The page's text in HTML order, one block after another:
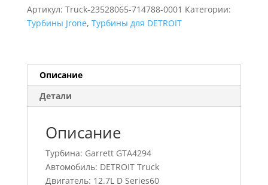
Truck,
714788-
Артикул: Truck-23528065-714788-0001 Категории:
Турбины Jrone, Турбины для DETROIT
Описание
Детали
Описание
Турбина: Garrett GTA4294
Автомобиль: DETROIT Truck
Двигатель: 12.7L D Series60